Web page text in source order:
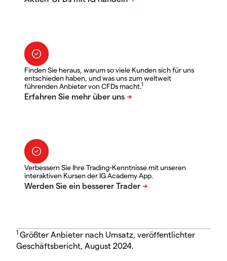
Finden Sie heraus, warum so viele Kunden sich für uns
entschieden haben, und was uns zum weltweit
führenden Anbieter von CFDs macht.1
Verbessern Sie Ihre Trading-Kenntnisse mit unseren
interaktiven Kursen der IG Academy App.
1 Größter Anbieter nach Umsatz, veröffentlichter
Geschäftsbericht, August 2024.